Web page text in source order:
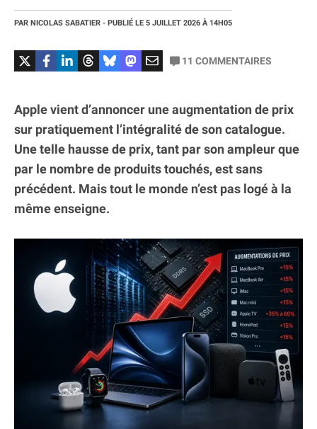
PAR NICOLAS SABATIER - PUBLIÉ LE 5 JUILLET 2026 À 14H05
11 COMMENTAIRES
Apple vient d’annoncer une augmentation de prix
sur pratiquement l’intégralité de son catalogue.
Une telle hausse de prix, tant par son ampleur que
par le nombre de produits touchés, est sans
précédent. Mais tout le monde n’est pas logé à la
même enseigne.